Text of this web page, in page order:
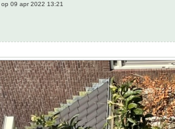
op 09 apr 2022 13:21